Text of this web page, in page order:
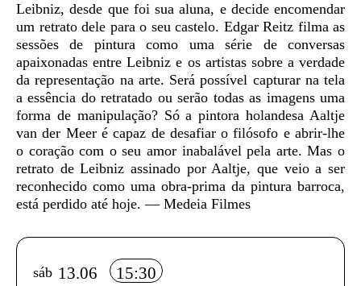
Leibniz, desde que foi sua aluna, e decide encomendar
um retrato dele para o seu castelo. Edgar Reitz filma as
sessões de pintura como uma série de conversas
apaixonadas entre Leibniz e os artistas sobre a verdade
da representação na arte. Será possível capturar na tela
a essência do retratado ou serão todas as imagens uma
forma de manipulação? Só a pintora holandesa Aaltje
van der Meer é capaz de desafiar o filósofo e abrir-lhe
o coração com o seu amor inabalável pela arte. Mas o
retrato de Leibniz assinado por Aaltje, que veio a ser
reconhecido como uma obra-prima da pintura barroca,
está perdido até hoje. — Medeia Filmes
Info sobre horário e bilhetes
sáb 13.06 15:30